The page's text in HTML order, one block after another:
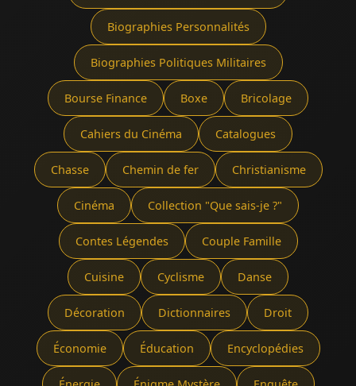
Biographies Personnalités
Biographies Politiques Militaires
Bourse Finance Boxe Bricolage
Cahiers du Cinéma Catalogues
Chasse Chemin de fer Christianisme
Cinéma Collection "Que sais-je ?"
Contes Légendes Couple Famille
Cuisine Cyclisme Danse
Décoration Dictionnaires Droit
Économie Éducation Encyclopédies